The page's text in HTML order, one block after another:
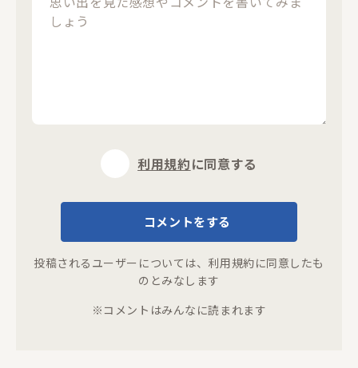
利用規約に同意する
コメントをする
投稿されるユーザーについては、 利用規約に同意したも
のとみなします
※コメントはみんなに読まれます